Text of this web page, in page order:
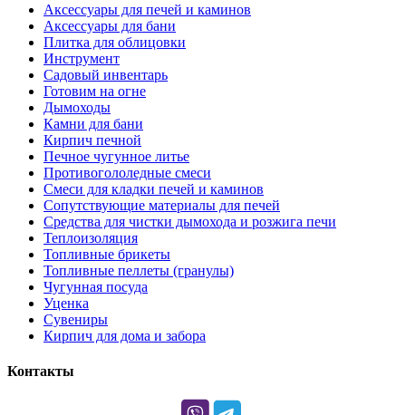
Аксессуары для печей и каминов
Аксессуары для бани
Плитка для облицовки
Инструмент
Садовый инвентарь
Готовим на огне
Дымоходы
Камни для бани
Кирпич печной
Печное чугунное литье
Противогололедные смеси
Смеси для кладки печей и каминов
Сопутствующие материалы для печей
Средства для чистки дымохода и розжига печи
Теплоизоляция
Топливные брикеты
Топливные пеллеты (гранулы)
Чугунная посуда
Уценка
Сувениры
Кирпич для дома и забора
Контакты